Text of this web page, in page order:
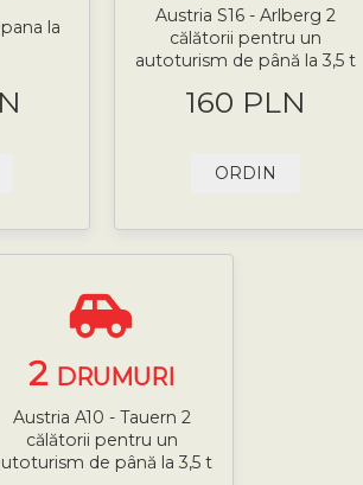
la
Austria S16 - Arlberg 2
călătorii pentru un
autoturism de până la 3,5 t
160 PLN
ORDIN
2 DRUMURI
Austria A10 - Tauern 2
călătorii pentru un
de până la 3,5 t